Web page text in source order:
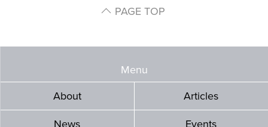
PAGE TOP
Menu
About
Articles
News Events